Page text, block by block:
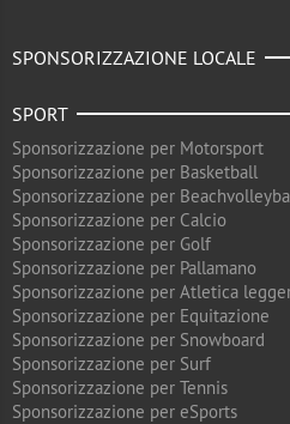
SPONSORIZZAZIONE LOCALE
SPORT
Sponsorizzazione per Motorsport
Sponsorizzazione per Basketball
Sponsorizzazione per
Sponsorizzazione per Calcio
Sponsorizzazione per Golf
Sponsorizzazione per Pallamano
Sponsorizzazione per Atletica
Sponsorizzazione per Equitazione
Sponsorizzazione per Snowboard
Sponsorizzazione per Surf
Sponsorizzazione per Tennis
Sponsorizzazione per eSports